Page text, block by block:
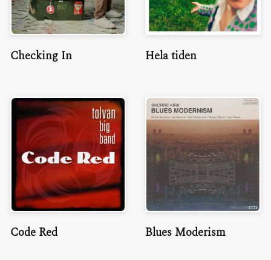
Checking In Hela tiden
Code Red Blues Moderism